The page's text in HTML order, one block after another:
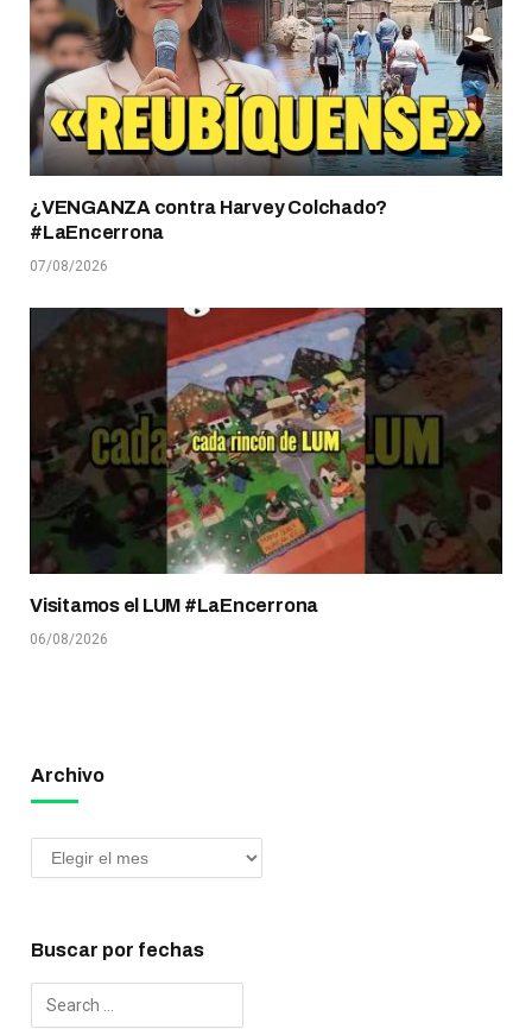
¿VENGANZA contra Harvey Colchado?
#LaEncerrona
07/08/2026
Visitamos el LUM #LaEncerrona
06/08/2026
Archivo
Buscar por fechas